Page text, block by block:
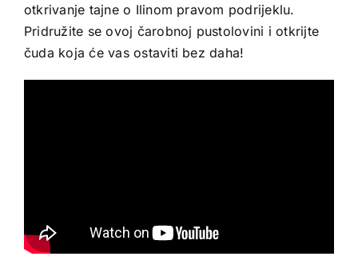
otkrivanje tajne o Ilinom pravom podrijeklu.
Pridružite se ovoj čarobnoj pustolovini i otkrijte
čuda koja će vas ostaviti bez daha!